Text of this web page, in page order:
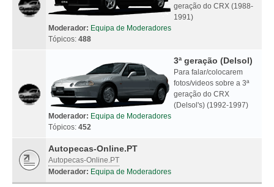
geração do CRX (1988-
1991)
Moderador: Equipa de Moderadores
Tópicos: 488
3ª geração (Delsol)
Para falar/colocarem
fotos/videos sobre a 3ª
geração do CRX
(Delsol's) (1992-1997)
Moderador: Equipa de Moderadores
Tópicos: 452
Autopecas-Online.PT
Autopecas-Online.PT
Moderador: Equipa de Moderadores